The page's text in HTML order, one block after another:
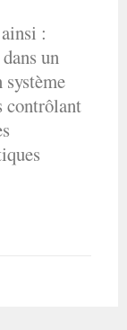
:
un
contrôlant